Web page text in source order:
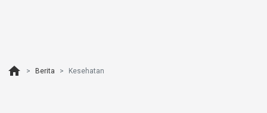
home Berita Kesehatan